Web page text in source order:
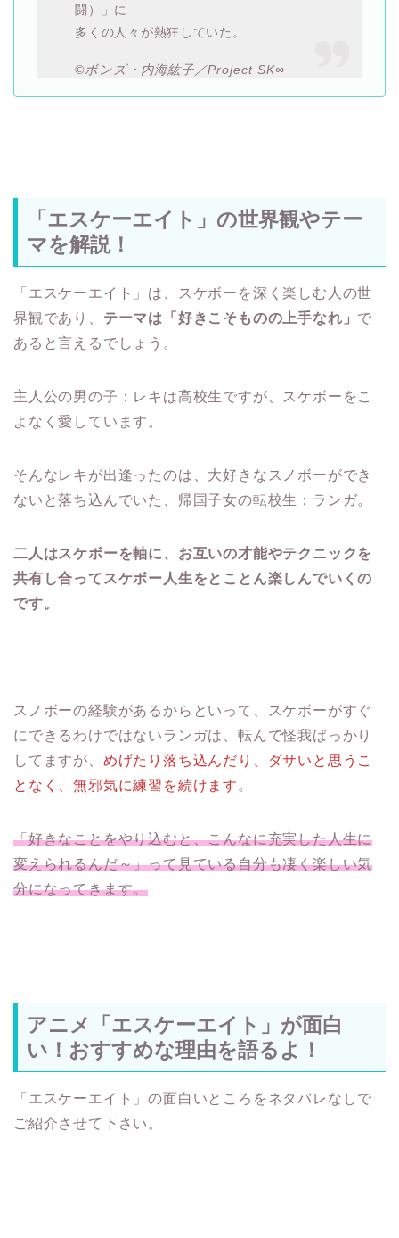
闘）」に
多くの人々が熱狂していた。
©ボンズ・内海紘子／Project SK∞
「エスケーエイト」の世界観やテー
マを解説！
「エスケーエイト」は、スケボーを深く楽しむ人の世
界観であり、 テーマは「好きこそものの上手なれ」 で
あると言えるでしょう。
主人公の男の子：レキは高校生ですが、スケボーをこ
よなく愛しています。
そんなレキが出逢ったのは、大好きなスノボーができ
ないと落ち込んでいた、帰国子女の転校生：ランガ。
二人はスケボーを軸に、お互いの才能やテクニックを
共有し合ってスケボー人生をとことん楽しんでいくの
です。
スノボーの経験があるからといって、スケボーがすぐ
にできるわけではないランガは、転んで怪我ばっかり
してますが、 めげたり落ち込んだり、ダサいと思うこ
となく、無邪気に練習を続けます 。
「好きなことをやり込むと、こんなに充実した人生に
変えられるんだ～」って見ている自分も凄く楽しい気
分になってきます。
アニメ「エスケーエイト」が面白
い！おすすめな理由を語るよ！
「エスケーエイト」の面白いところをネタバレなしで
ご紹介させて下さい。